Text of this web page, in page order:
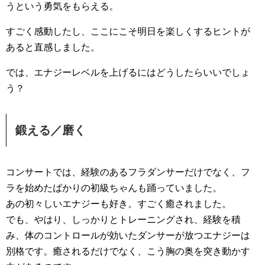
うという勇気をもらえる。
すごく感動したし、ここにこそ明日を楽しくするヒントが
あると直感しました。
では、エナジーレベルを上げるにはどうしたらいいでしょ
う？
鍛える／磨く
コンサートでは、経験のあるフラダンサーだけでなく、フ
ラを始めたばかりの初級ちゃんも踊っていました。
あの初々しいエナジーも好き。すごく癒されました。
でも、やはり、しっかりとトレーニングされ、経験を積
み、体のコントロールが効いたダンサーが放つエナジーは
別格です。癒されるだけでなく、こう胸の奥を突き動かす